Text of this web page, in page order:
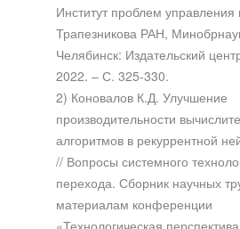
Институт проблем
Трапезникова РАН,
Челябинск: Издательский
2022. – С. 325-330.
2) Коновалов К.Д. Улучшение
производительности
алгоритмов в рекуррентной
// Вопросы системного
перехода. Сборник научных
материалам конференции
«Технологическая